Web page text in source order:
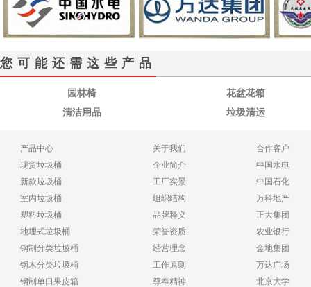
您可能还需这些产品
园林椅
花盆花箱
清洁用品
垃圾清运
产品中心
现货垃圾桶
新款垃圾桶
室内垃圾桶
塑料垃圾桶
地埋式垃圾桶
钢制分类垃圾桶
钢木分类垃圾桶
钢制单口果皮箱
关于我们
企业简介
工厂实景
组织结构
品牌释义
荣誉资质
经营理念
工作原则
尊奉精神
合作客户
中国水电
中国石化
万科地产
正大集团
农业银行
金地集团
万达广场
北京大学